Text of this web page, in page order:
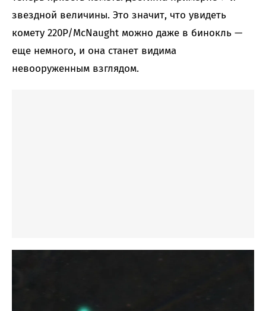
звездной величины. Это значит, что увидеть
комету 220P/McNaught можно даже в бинокль —
еще немного, и она станет видима
невооруженным взглядом.